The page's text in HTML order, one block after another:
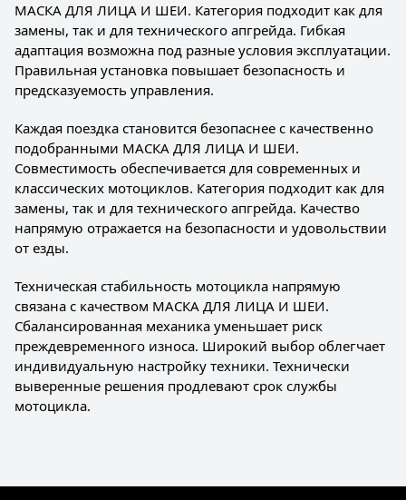
МАСКА ДЛЯ ЛИЦА И ШЕИ. Категория подходит как для
замены, так и для технического апгрейда. Гибкая
адаптация возможна под разные условия эксплуатации.
Правильная установка повышает безопасность и
предсказуемость управления.
Каждая поездка становится безопаснее с качественно
подобранными МАСКА ДЛЯ ЛИЦА И ШЕИ.
Совместимость обеспечивается для современных и
классических мотоциклов. Категория подходит как для
замены, так и для технического апгрейда. Качество
напрямую отражается на безопасности и удовольствии
от езды.
Техническая стабильность мотоцикла напрямую
связана с качеством МАСКА ДЛЯ ЛИЦА И ШЕИ.
Сбалансированная механика уменьшает риск
преждевременного износа. Широкий выбор облегчает
индивидуальную настройку техники. Технически
выверенные решения продлевают срок службы
мотоцикла.